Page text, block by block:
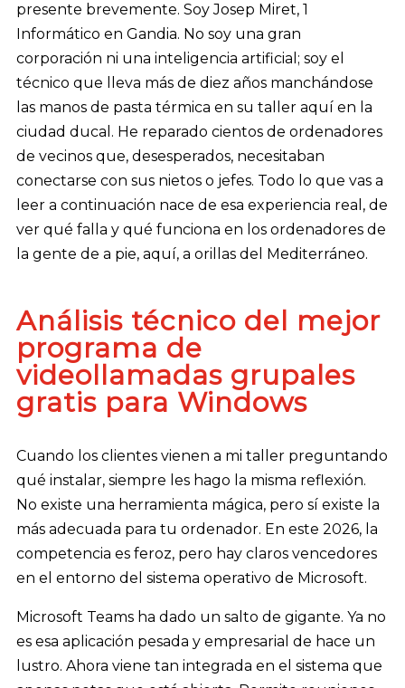
presente brevemente. Soy Josep Miret, 1
Informático en Gandia. No soy una gran
corporación ni una inteligencia artificial; soy el
técnico que lleva más de diez años manchándose
las manos de pasta térmica en su taller aquí en la
ciudad ducal. He reparado cientos de ordenadores
de vecinos que, desesperados, necesitaban
conectarse con sus nietos o jefes. Todo lo que vas a
leer a continuación nace de esa experiencia real, de
ver qué falla y qué funciona en los ordenadores de
la gente de a pie, aquí, a orillas del Mediterráneo.
Análisis técnico del mejor
programa de
videollamadas grupales
gratis para Windows
Cuando los clientes vienen a mi taller preguntando
qué instalar, siempre les hago la misma reflexión.
No existe una herramienta mágica, pero sí existe la
más adecuada para tu ordenador. En este 2026, la
competencia es feroz, pero hay claros vencedores
en el entorno del sistema operativo de Microsoft.
Microsoft Teams ha dado un salto de gigante. Ya no
es esa aplicación pesada y empresarial de hace un
lustro. Ahora viene tan integrada en el sistema que